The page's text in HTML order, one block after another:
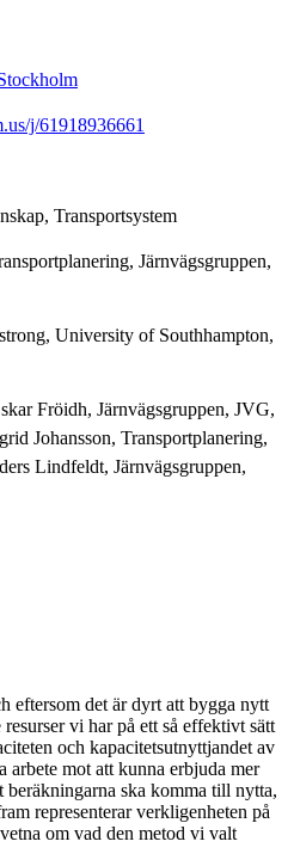
j/61918936661
Transportsystem
Järnvägsgruppen,
University of Southhampton,
Fröidh, Järnvägsgruppen, JVG,
Johansson, Transportplanering,
Lindfeldt, Järnvägsgruppen,
eftersom det är dyrt att bygga nytt
vi har på ett så effektivt sätt
och kapacitetsutnyttjandet av
arbete mot att kunna erbjuda mer
ska komma till nytta,
representerar verkligenheten på
om vad den metod vi valt